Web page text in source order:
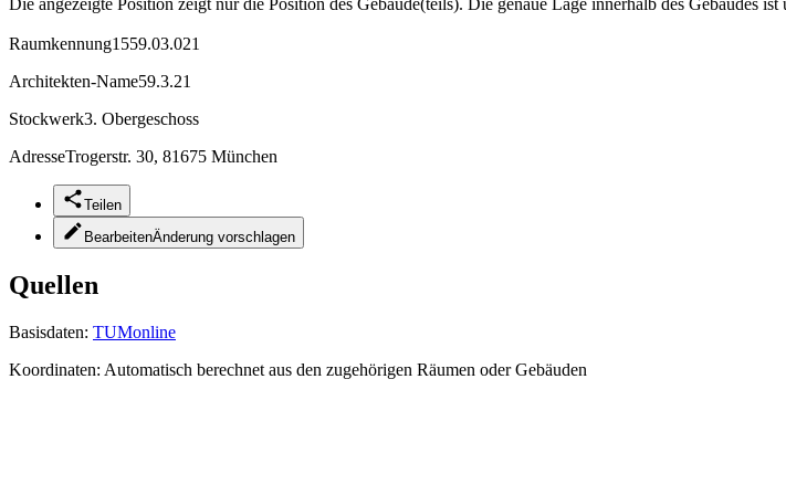
Raumkennung1559.03.021
Architekten-Name59.3.21
Stockwerk3. Obergeschoss
AdresseTrogerstr. 30, 81675 München
Teilen
BearbeitenÄnderung vorschlagen
Quellen
Basisdaten: TUMonline
Koordinaten: Automatisch berechnet aus den zugehörigen Räumen oder Gebäuden